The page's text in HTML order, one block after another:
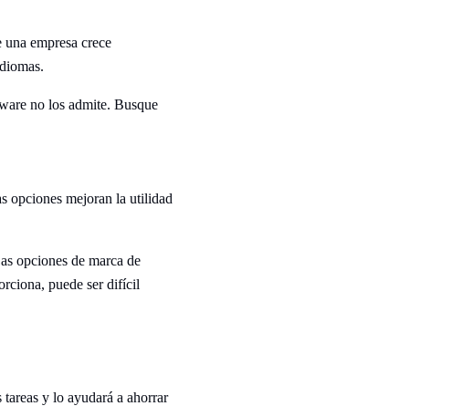
empresa crece
no los admite. Busque
opciones mejoran la utilidad
opciones de marca de
puede ser difícil
y lo ayudará a ahorrar